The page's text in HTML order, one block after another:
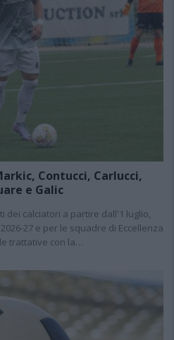
Contucci, Carlucci,
e Galic
calciatori a partire dall'1 luglio,
27 e per le squadre di Eccellenza
trattative con la…